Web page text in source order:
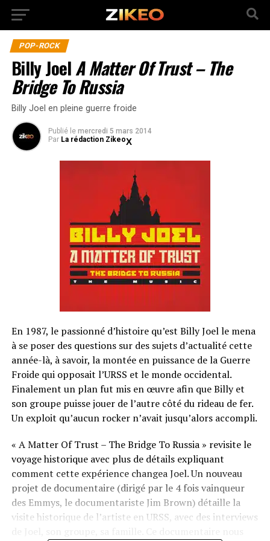
POP-ROCK
Billy JoelA Matter Of Trust – The
Bridge To Russia
Billy Joel en pleine guerre froide
Publié le mercredi 5 mars 2014
Par La rédaction Zikeo
En 1987, le passionné d’histoire qu’est Billy Joel le mena
à se poser des questions sur des sujets d’actualité cette
année-là, à savoir, la montée en puissance de la Guerre
Froide qui opposait l’URSS et le monde occidental.
Finalement un plan fut mis en œuvre afin que Billy et
son groupe puisse jouer de l’autre côté du rideau de fer.
Un exploit qu’aucun rocker n’avait jusqu’alors accompli.
« A Matter Of Trust – The Bridge To Russia » revisite le
voyage historique avec plus de détails expliquant
comment cette expérience changea Joel. Un nouveau
projet de documentaire (dirigé par le 4 fois vainqueur
des Emmys, le documentariste Jim Brown) détaille la
visite historique de l’artiste en URSS, avec des interviews